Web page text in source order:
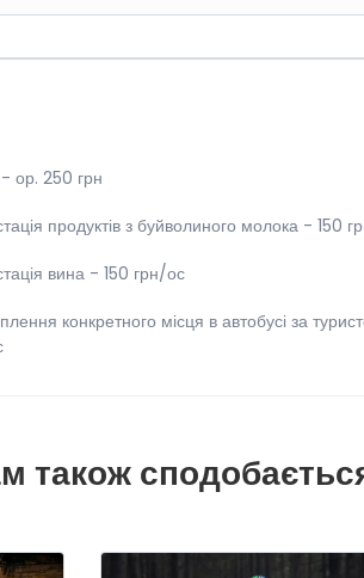
ор. 250 грн
продуктів з буйволиного молока - 150
вина - 150 грн/ос
конкретного місця в автобусі за
також